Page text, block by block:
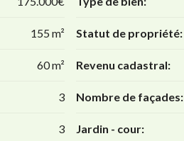
155 m²
60 m²
3
3
Statut de propriété:
Revenu cadastral:
Nombre de façades:
Jardin - cour: